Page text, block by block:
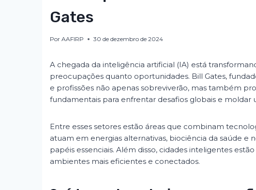
Gates
Por AAFIRP 30 de dezembro de 2024
A chegada da inteligência artificial (IA) está
preocupações quanto oportunidades. Bill Gates,
e profissões não apenas sobreviverão, mas também
fundamentais para enfrentar desafios globais e moldar
Entre esses setores estão áreas que combinam
atuam em energias alternativas, biociência da saúde e
papéis essenciais. Além disso, cidades inteligentes
ambientes mais eficientes e conectados.